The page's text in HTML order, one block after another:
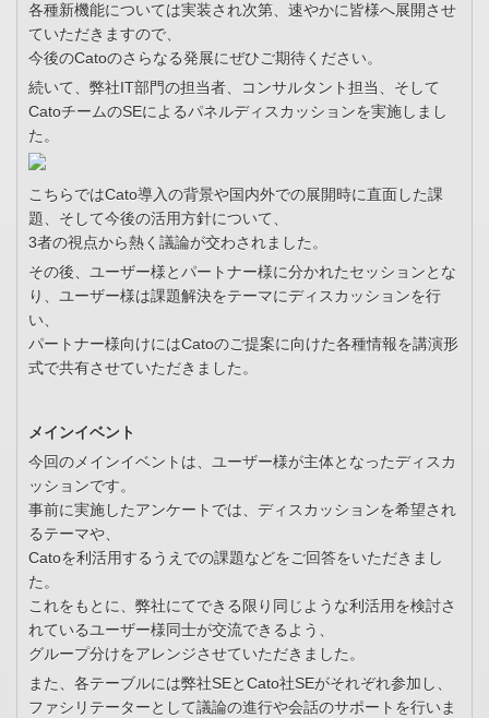
各種新機能については実装され次第、速やかに皆様へ展開させ
ていただきますので、
今後のCatoのさらなる発展にぜひご期待ください。
続いて、弊社IT部門の担当者、コンサルタント担当、そして
CatoチームのSEによるパネルディスカッションを実施しまし
た。
こちらではCato導入の背景や国内外での展開時に直面した課
題、そして今後の活用方針について、
3者の視点から熱く議論が交わされました。
その後、ユーザー様とパートナー様に分かれたセッションとな
り、ユーザー様は課題解決をテーマにディスカッションを行
い、
パートナー様向けにはCatoのご提案に向けた各種情報を講演形
式で共有させていただきました。
メインイベント
今回のメインイベントは、ユーザー様が主体となったディスカ
ッションです。
事前に実施したアンケートでは、ディスカッションを希望され
るテーマや、
Catoを利活用するうえでの課題などをご回答をいただきまし
た。
これをもとに、弊社にてできる限り同じような利活用を検討さ
れているユーザー様同士が交流できるよう、
グループ分けをアレンジさせていただきました。
また、各テーブルには弊社SEとCato社SEがそれぞれ参加し、
ファシリテーターとして議論の進行や会話のサポートを行いま